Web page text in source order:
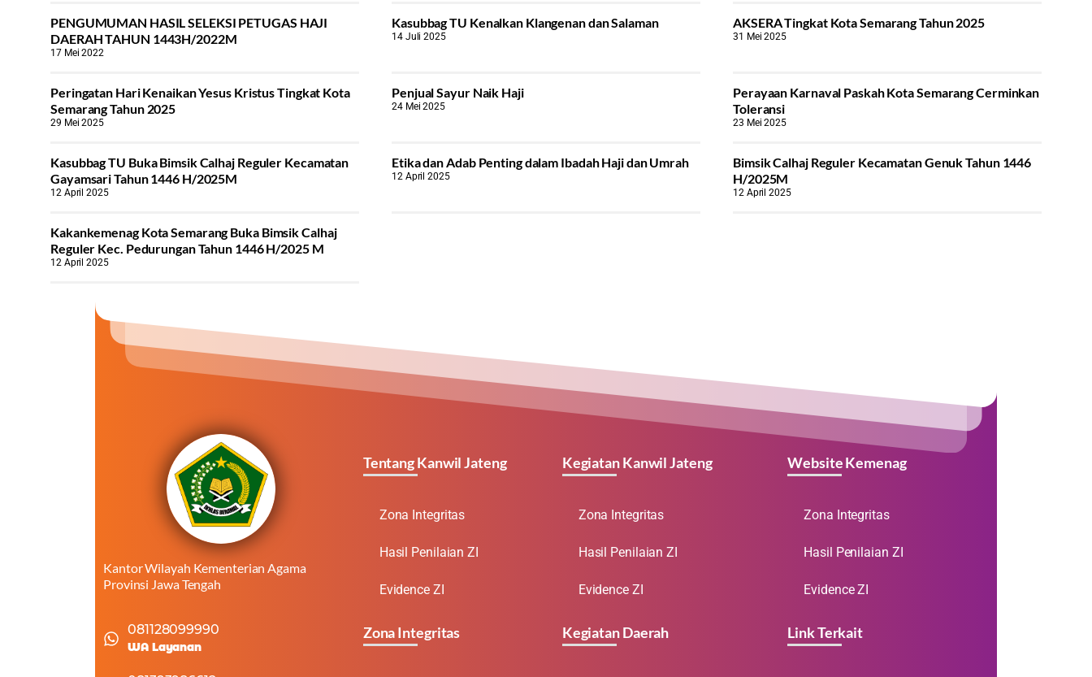
PENGUMUMAN HASIL SELEKSI PETUGAS HAJI
DAERAH TAHUN 1443H/2022M
17 Mei 2022
Kasubbag TU Kenalkan Klangenan dan Salaman
14 Juli 2025
AKSERA Tingkat Kota Semarang Tahun 2025
31 Mei 2025
Peringatan Hari Kenaikan Yesus Kristus Tingkat Kota
Semarang Tahun 2025
29 Mei 2025
Penjual Sayur Naik Haji
24 Mei 2025
Perayaan Karnaval Paskah Kota Semarang Cerminkan
Toleransi
23 Mei 2025
Kasubbag TU Buka Bimsik Calhaj Reguler Kecamatan
Gayamsari Tahun 1446 H/2025M
12 April 2025
Etika dan Adab Penting dalam Ibadah Haji dan Umrah
12 April 2025
Bimsik Calhaj Reguler Kecamatan Genuk Tahun 1446
H/2025M
12 April 2025
Kakankemenag Kota Semarang Buka Bimsik Calhaj
Reguler Kec. Pedurungan Tahun 1446 H/2025 M
12 April 2025
Kantor Wilayah Kementerian Agama
Provinsi Jawa Tengah
081128099990
WA Layanan
Tentang Kanwil Jateng
Zona Integritas
Hasil Penilaian ZI
Evidence ZI
Zona Integritas
Kegiatan Kanwil Jateng
Zona Integritas
Hasil Penilaian ZI
Evidence ZI
Kegiatan Daerah
Website Kemenag
Zona Integritas
Hasil Penilaian ZI
Evidence ZI
Link Terkait